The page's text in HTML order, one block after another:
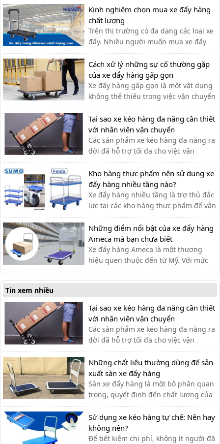
Kinh nghiệm chọn mua xe đẩy hàng
chất lượng
Trên thị trường có đa dạng các loại xe
đẩy. Nhiều người muốn mua xe đẩy
hàng nhưng băn khoăn không biết
nên lựa chọn xe đẩy hàng chất lượng
như thế nào?
Cách xử lý những sự cố thường gặp
của xe đẩy hàng gấp gọn
Xe đẩy hàng gấp gọn là một vật dụng
không thể thiếu trong việc vận chuyển
hàng hóa. Sau một thời gian, xe có thể
gặp phải một số lỗi. Cùng tìm hiểu
trong bài viết sau
Tại sao xe kéo hàng đa năng cần thiết
với nhân viên vận chuyển
Các sản phẩm xe kéo hàng đa năng ra
đời đã hỗ trợ tối đa cho việc vận
chuyển thủ công của nhân viên vận
chuyển, giúp tiết kiệm thời gian và sức
lực.
Kho hàng thực phẩm nên sử dụng xe
đẩy hàng nhiều tầng nào?
Xe đẩy hàng nhiều tầng là trợ thủ đắc
lực tại các kho hàng thực phẩm để vận
chuyển hàng hóa. Dưới đây là một số
dòng xe đẩy được ưa chuộng trên thị
trường.
Những điểm nổi bật của xe đẩy hàng
Ameca mà bạn chưa biết
Xe đẩy hàng Ameca là một thương
hiệu quen thuộc đến từ Mỹ. Với mức
giá rẻ, phù hợp cho nhiều ngành
nghề, thương hiệu Ameca dần được
Tin xem nhiều
Tại sao xe kéo hàng đa năng cần thiết
với nhân viên vận chuyển
Các sản phẩm xe kéo hàng đa năng ra
đời đã hỗ trợ tối đa cho việc vận
chuyển thủ công của nhân viên vận
chuyển, giúp tiết kiệm thời gian và sức
lực.
Những chất liệu thường dùng để sản
xuất sàn xe đẩy hàng
Sàn xe đẩy hàng là một bộ phận quan
trọng, quyết định đến chất lượng của
xe đẩy. Lựa chọn chất liệu phù hợp
giúp bạn có được chiếc xe đẩy hàng
ưng ý.
Sử dụng xe kéo hàng tự chế: Nên hay
không nên?
Để tiết kiệm chi phí, không ít người đã